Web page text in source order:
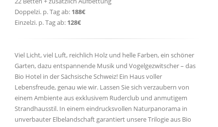
Doppelzi. p. Tag ab: 188€
Einzelzi. p. Tag ab: 128€
Viel Licht, viel Luft, reichlich Holz und helle Farben, ein schöner
Garten, dazu entspannende Musik und Vogelgezwitscher – das
Bio Hotel in der Sächsische Schweiz! Ein Haus voller
Lebensfreude, genau wie wir. Lassen Sie sich verzaubern von
einem Ambiente aus exklusivem Ruderclub und anmutigem
Strandhausstil. In einem eindrucksvollen Naturpanorama in
unverbauter Elbelandschaft garantiert unsere Trilogie aus Bio